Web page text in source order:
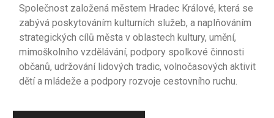
Společnost založená městem Hradec Králové, která se
zabývá poskytováním kulturních služeb, a naplňováním
strategických cílů města v oblastech kultury, umění,
mimoškolního vzdělávání, podpory spolkové činnosti
občanů, udržování lidových tradic, volnočasových aktivit
dětí a mládeže a podpory rozvoje cestovního ruchu.